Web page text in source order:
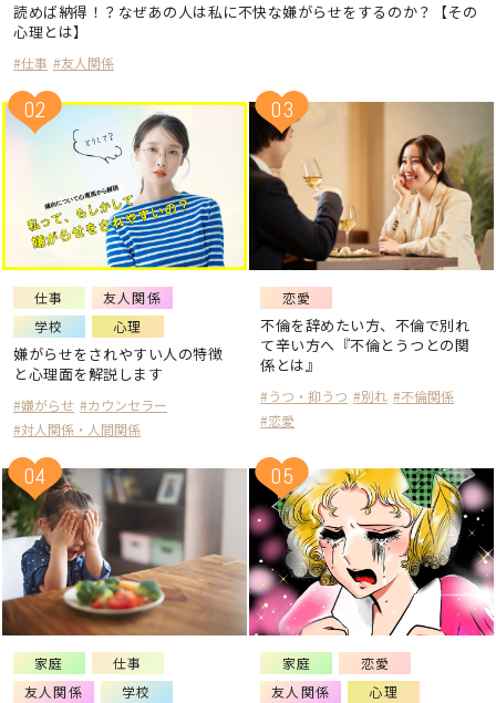
読めば納得！？なぜあの人は私に不快な嫌がらせをするのか？【その
心理とは】
#仕事 #友人関係
02
仕事
友人関係
学校
心理
嫌がらせをされやすい人の特徴
と心理面を解説します
#嫌がらせ #カウンセラー
#対人関係・人間関係
03
恋愛
不倫を辞めたい方、不倫で別れ
て辛い方へ『不倫とうつとの関
係とは』
#うつ・抑うつ #別れ #不倫関係
#恋愛
04
家庭
仕事
友人関係
学校
05
家庭
恋愛
友人関係
心理